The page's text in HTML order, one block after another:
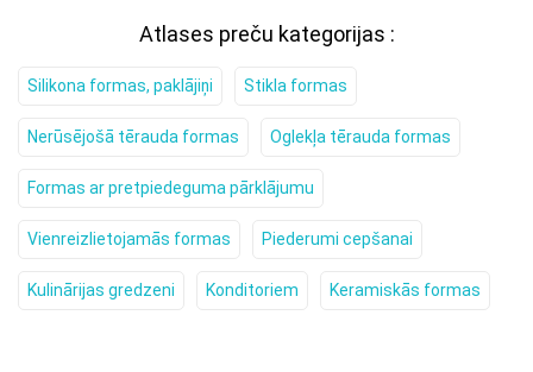
Atlases preču kategorijas :
Silikona formas, paklājiņi Stikla formas
Nerūsējošā tērauda formas Oglekļa tērauda formas
Formas ar pretpiedeguma pārklājumu
Vienreizlietojamās formas Piederumi cepšanai
Kulinārijas gredzeni Konditoriem Keramiskās formas